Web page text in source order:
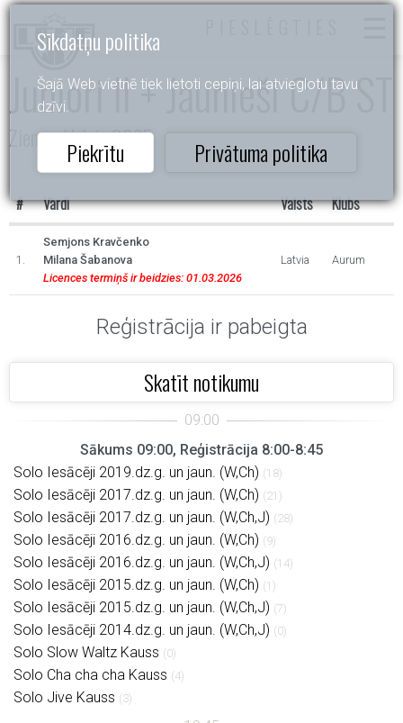
Sīkdatņu politika
Šajā Web vietnē tiek lietoti cepiņi, lai atvieglotu tavu
dzīvi.
Piekrītu Privātuma politika
Juniori II + Jaunieši C/B ST
Ziemas Valsis 2025
# Vārdi Valsts Klubs
1.
Semjons Kravčenko
Milana Šabanova
Licences termiņš ir beidzies: 01.03.2026
Latvia Aurum
Reģistrācija ir pabeigta
Skatīt notikumu
Sākums 09:00, Reģistrācija 8:00-8:45
Solo Iesācēji 2019.dz.g. un jaun. (W,Ch) (18)
Solo Iesācēji 2017.dz.g. un jaun. (W,Ch) (21)
Solo Iesācēji 2017.dz.g. un jaun. (W,Ch,J) (28)
Solo Iesācēji 2016.dz.g. un jaun. (W,Ch) (9)
Solo Iesācēji 2016.dz.g. un jaun. (W,Ch,J) (14)
Solo Iesācēji 2015.dz.g. un jaun. (W,Ch) (1)
Solo Iesācēji 2015.dz.g. un jaun. (W,Ch,J) (7)
Solo Iesācēji 2014.dz.g. un jaun. (W,Ch,J) (0)
Solo Slow Waltz Kauss (0)
Solo Cha cha cha Kauss (4)
Solo Jive Kauss (3)